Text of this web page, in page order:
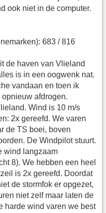
ook niet in de computer.
683 / 816
de haven van Vlieland
is in een oogwenk nat.
vandaan en toen ik
afdrogen.
Wind is 10 m/s
2x gereefd. We varen
de TS boei, boven
De Windpilot stuurt.
wind langzaam
8). We hebben een heel
is 2x gereefd. Doordat
de stormfok er opgezet,
niet zelf maar laten de
harde wind varen we best